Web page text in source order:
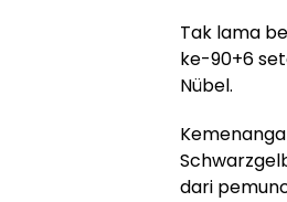
Tak lama
ke-90+6
Nübel.
dari